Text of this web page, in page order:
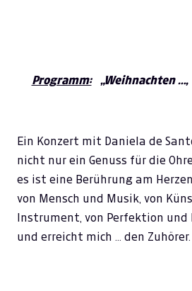
Programm: „Weihnachten …,
Ein Konzert mit Daniela de
nicht nur ein Genuss für die
es ist eine Berührung am
von Mensch und Musik, von
Instrument, von Perfektion
und erreicht mich … den Zuhörer.